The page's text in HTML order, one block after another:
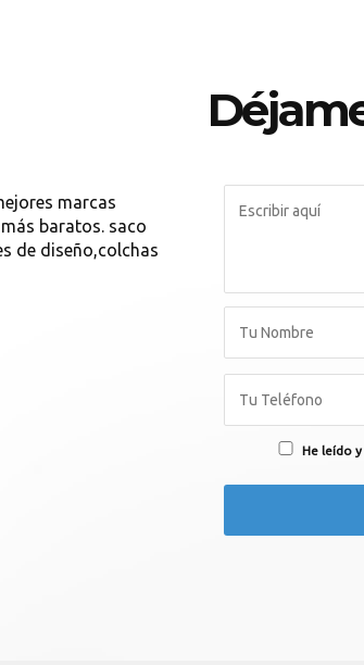
marcas
baratos. saco
de diseño,colchas
He leído